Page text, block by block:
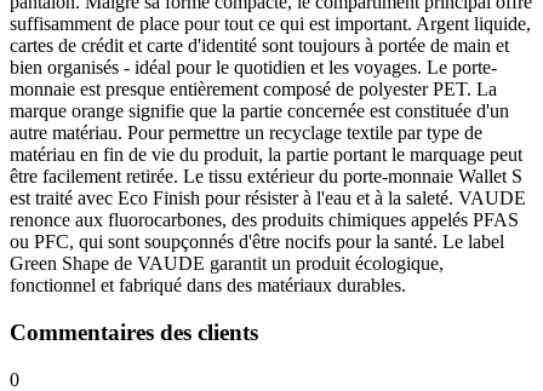
suffisamment de place pour tout ce qui est important. Argent liquide,
cartes de crédit et carte d'identité sont toujours à portée de main et
bien organisés - idéal pour le quotidien et les voyages. Le porte-
monnaie est presque entièrement composé de polyester PET. La
marque orange signifie que la partie concernée est constituée d'un
autre matériau. Pour permettre un recyclage textile par type de
matériau en fin de vie du produit, la partie portant le marquage peut
être facilement retirée. Le tissu extérieur du porte-monnaie Wallet S
est traité avec Eco Finish pour résister à l'eau et à la saleté. VAUDE
renonce aux fluorocarbones, des produits chimiques appelés PFAS
ou PFC, qui sont soupçonnés d'être nocifs pour la santé. Le label
Green Shape de VAUDE garantit un produit écologique,
fonctionnel et fabriqué dans des matériaux durables.
Commentaires des clients
0